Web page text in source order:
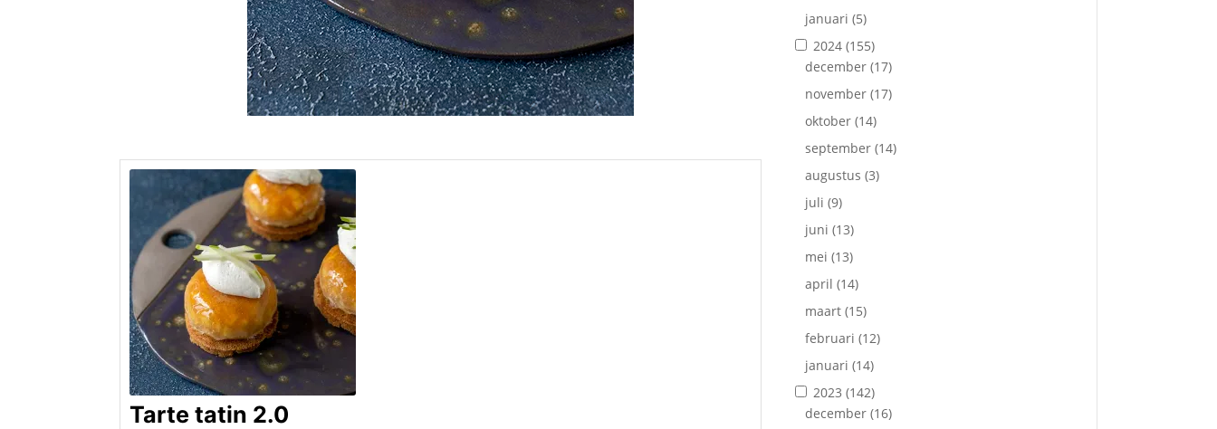
Tarte tatin 2.0
januari (5)
2024(155)
december(17)
november(17)
oktober(14)
september(14)
augustus (3)
juli (9)
juni (13)
mei (13)
april (14)
maart(15)
februari (12)
januari (14)
2023 (142)
december(16)